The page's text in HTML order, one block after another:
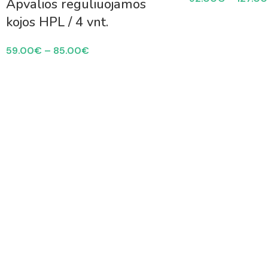
Apvalios reguliuojamos
kojos HPL / 4 vnt.
59.00€ – 85.00€